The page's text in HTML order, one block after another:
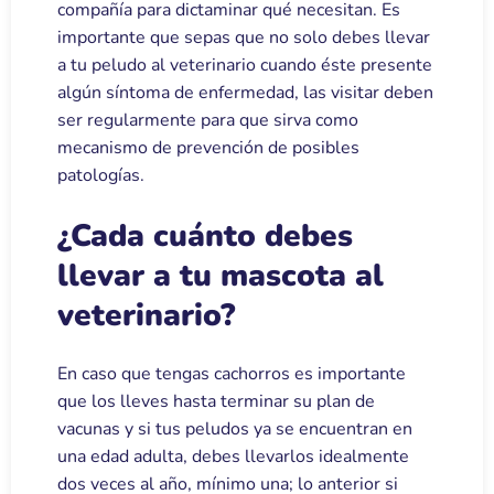
compañía para dictaminar qué necesitan. Es
importante que sepas que no solo debes llevar
a tu peludo al veterinario cuando éste presente
algún síntoma de enfermedad, las visitar deben
ser regularmente para que sirva como
mecanismo de prevención de posibles
patologías.
¿Cada cuánto debes
llevar a tu mascota al
veterinario?
En caso que tengas cachorros es importante
que los lleves hasta terminar su plan de
vacunas y si tus peludos ya se encuentran en
una edad adulta, debes llevarlos idealmente
dos veces al año, mínimo una; lo anterior si